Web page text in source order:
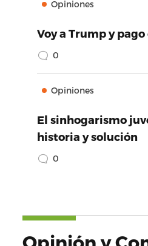
Opiniones
Voy a Trump y
0
Opiniones
El sinhogarismo
historia y solución
0